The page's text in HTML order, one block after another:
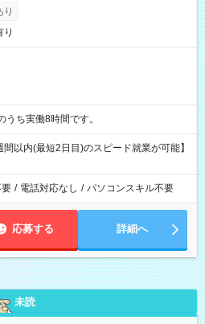
り
り
※表記のうち実働8時間です。
以内(最短2日目)のスピード就業が可能】
要 / 電話対応なし / パソコンスキル不要
応募する 詳細へ
未読